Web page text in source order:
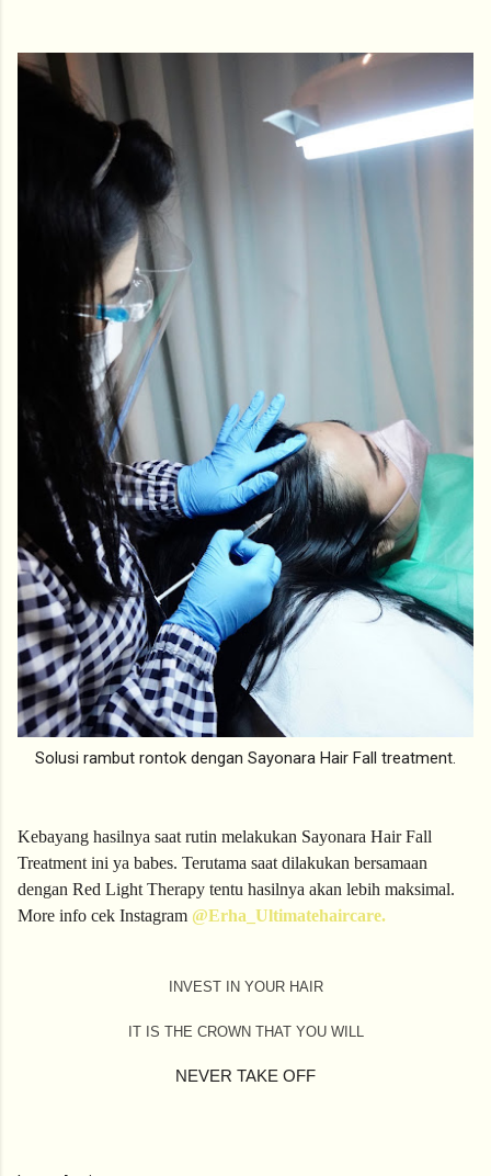
Solusi rambut rontok dengan Sayonara Hair Fall treatment.
Kebayang hasilnya saat rutin melakukan Sayonara Hair Fall
Treatment ini ya babes. Terutama saat dilakukan bersamaan
dengan Red Light Therapy tentu hasilnya akan lebih maksimal.
More info cek Instagram @Erha_Ultimatehaircare.
INVEST IN YOUR HAIR
IT IS THE CROWN THAT YOU WILL
NEVER TAKE OFF